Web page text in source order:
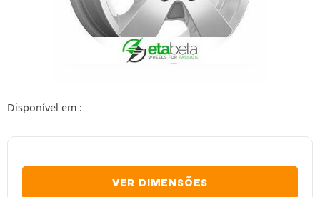
Disponível em :
VER DIMENSÕES